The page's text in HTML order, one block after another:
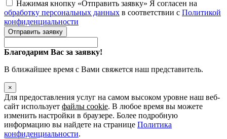
Нажимая кнопку «Отправить заявку» Я согласен на
обработку персональных данных в соответствии с Политикой
конфиденциальности
Отправить заявку
Благодарим Вас за заявку!
В ближайшее время с Вами свяжется наш представитель.
×
Для предоставления услуг на самом высоком уровне наш веб-
сайт использует файлы cookie. В любое время вы можете
изменить настройки в браузере. Более подробную
информацию вы найдете на странице Политика
конфиденциальности.